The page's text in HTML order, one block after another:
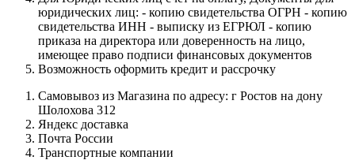
юридических лиц: - копию свидетельства ОГРН - копию
свидетельства ИНН - выписку из ЕГРЮЛ - копию
приказа на директора или доверенность на лицо,
имеющее право подписи финансовых документов
Возможность оформить кредит и рассрочку
Самовывоз из Магазина по адресу: г Ростов на дону
Шолохова 312
Яндекс доставка
Почта России
Транспортные компании